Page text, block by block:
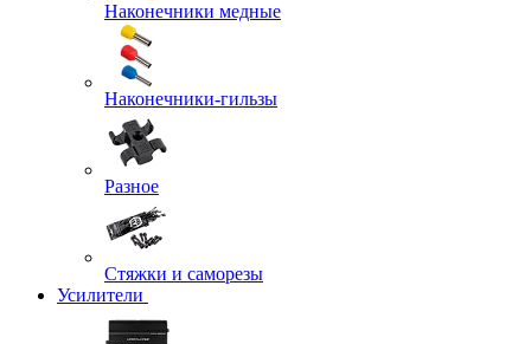
Наконечники медные
Наконечники-гильзы
Разное
Стяжки и саморезы
Усилители